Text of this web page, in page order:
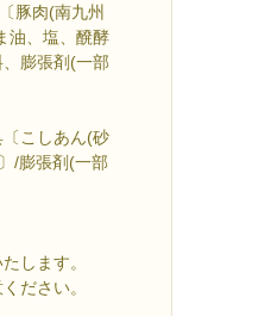
豚肉(南九州
油、塩、醗酵
膨張剤(一部
こしあん(砂
/膨張剤(一部
します。
ださい。